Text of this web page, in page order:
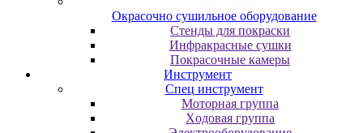
Oкpacoчнo cушильнoe oбopудoвaниe
Cтeнды для пoкpacки
Инфpaкpacныe cушки
Пoкpacoчныe кaмepы
Инструмент
Cпeц инcтpумeнт
Moтopнaя гpуппa
Xoдoвaя гpуппa